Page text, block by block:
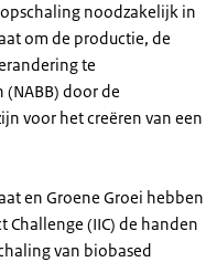
noodzakelijk in
om de productie, de
te
door de
voor het creëren van een
en Groene Groei hebben
Challenge (IIC) de handen
van biobased